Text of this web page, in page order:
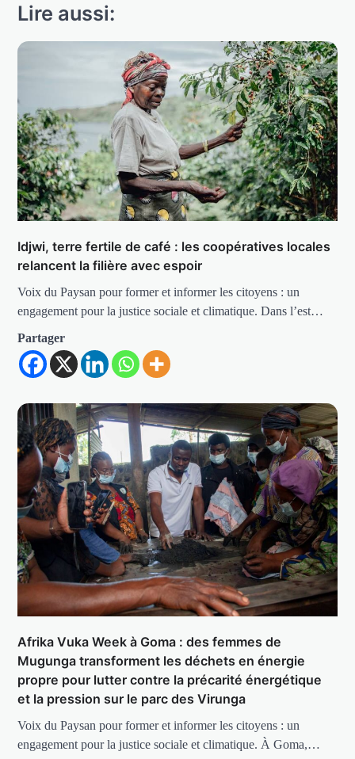
Lire aussi:
Idjwi, terre fertile de café : les coopératives locales
relancent la filière avec espoir
Voix du Paysan pour former et informer les citoyens : un
engagement pour la justice sociale et climatique. Dans l’est…
Partager
Afrika Vuka Week à Goma : des femmes de
Mugunga transforment les déchets en énergie
propre pour lutter contre la précarité énergétique
et la pression sur le parc des Virunga
Voix du Paysan pour former et informer les citoyens : un
engagement pour la justice sociale et climatique. À Goma,…